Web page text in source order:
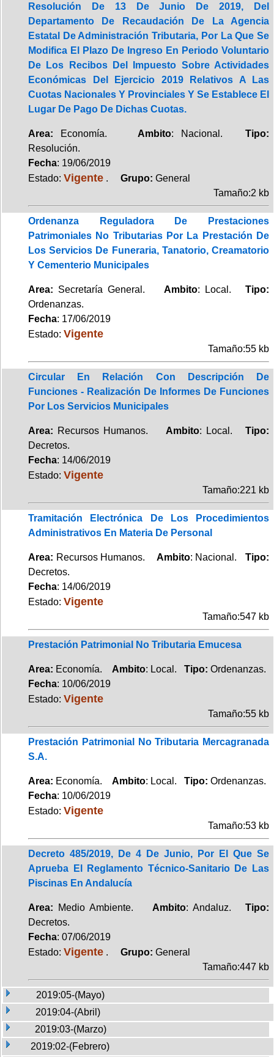
Resolución De 13 De Junio De 2019, Del
Departamento De Recaudación De La Agencia
Estatal De Administración Tributaria, Por La Que Se
Modifica El Plazo De Ingreso En Periodo Voluntario
De Los Recibos Del Impuesto Sobre Actividades
Económicas Del Ejercicio 2019 Relativos A Las
Cuotas Nacionales Y Provinciales Y Se Establece El
Lugar De Pago De Dichas Cuotas.
Area: Economía. Ambito: Nacional.Tipo:
Resolución.
Fecha: 19/06/2019
Estado: Vigente . Grupo: General
Tamaño:2 kb
Ordenanza Reguladora De Prestaciones
Patrimoniales No Tributarias Por La Prestación De
Los Servicios De Funeraria, Tanatorio, Creamatorio
Y Cementerio Municipales
Area: Secretaría General. Ambito: Local.Tipo:
Ordenanzas.
Fecha: 17/06/2019
Estado: Vigente
Tamaño:55 kb
Circular En Relación Con Descripción De
Funciones - Realización De Informes De Funciones
Por Los Servicios Municipales
Area: Recursos Humanos. Ambito: Local.Tipo:
Decretos.
Fecha: 14/06/2019
Estado: Vigente
Tamaño:221 kb
Tramitación Electrónica De Los Procedimientos
Administrativos En Materia De Personal
Area: Recursos Humanos. Ambito: Nacional.Tipo:
Decretos.
Fecha: 14/06/2019
Estado: Vigente
Tamaño:547 kb
Prestación Patrimonial No Tributaria Emucesa
Area: Economía. Ambito: Local. Tipo: Ordenanzas.
Fecha: 10/06/2019
Estado: Vigente
Tamaño:55 kb
Prestación Patrimonial No Tributaria Mercagranada
S.A.
Area: Economía. Ambito: Local. Tipo: Ordenanzas.
Fecha: 10/06/2019
Estado: Vigente
Tamaño:53 kb
Decreto 485/2019, De 4 De Junio, Por El Que Se
Aprueba El Reglamento Técnico-Sanitario De Las
Piscinas En Andalucía
Area: Medio Ambiente. Ambito: Andaluz.Tipo:
Decretos.
Fecha: 07/06/2019
Estado: Vigente . Grupo: General
Tamaño:447 kb
2019:05-(Mayo)
2019:04-(Abril)
2019:03-(Marzo)
2019:02-(Febrero)